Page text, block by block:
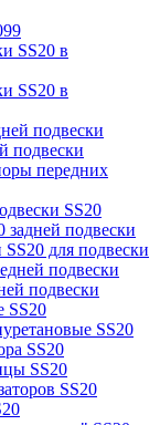
SS20 в
SS20 в
подвески
подвески
передних
SS20
задней подвески
для подвески
подвески
подвески
SS20
SS20
SS20
SS20
SS20